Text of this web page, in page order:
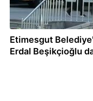
Etimesgut
Erdal Beşikçioğlu